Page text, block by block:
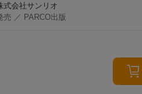
式会社サンリオ
売 ／ PARCO出版